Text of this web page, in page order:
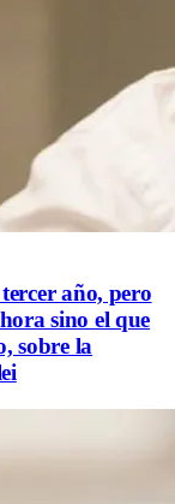
año, pero
sino el que
sobre la